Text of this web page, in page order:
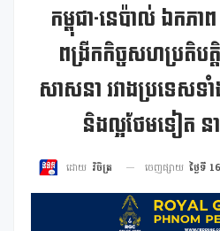
កម្ពុជា-នេប៉ាល់ ឯកភា
ពង្រីកកិច្ចសហប្រតិប
សាសនា រវាងប្រទេសទាំ
និងល្អថែមទៀត
ដោយ វិចិត្រ ចេញផ្សាយ ថ្ងៃទី